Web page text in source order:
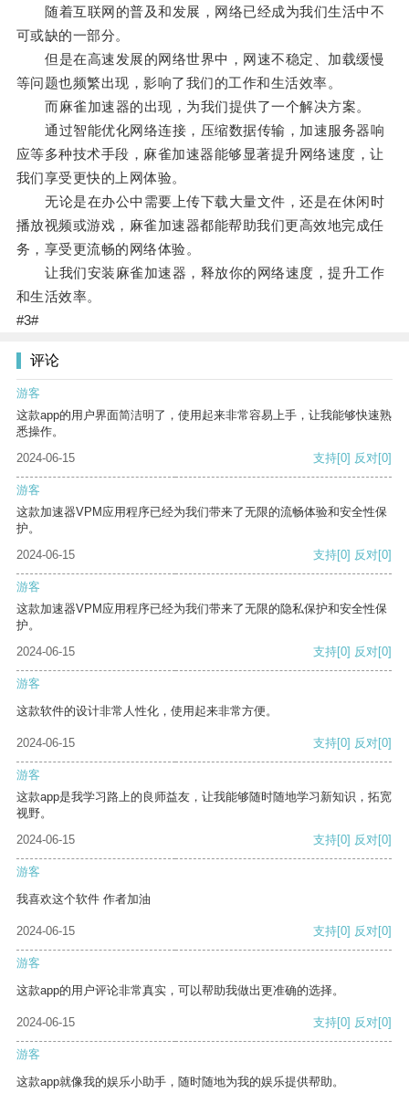
随着互联网的普及和发展，网络已经成为我们生活中不
可或缺的一部分。
但是在高速发展的网络世界中，网速不稳定、加载缓慢
等问题也频繁出现，影响了我们的工作和生活效率。
而麻雀加速器的出现，为我们提供了一个解决方案。
通过智能优化网络连接，压缩数据传输，加速服务器响
应等多种技术手段，麻雀加速器能够显著提升网络速度，让
我们享受更快的上网体验。
无论是在办公中需要上传下载大量文件，还是在休闲时
播放视频或游戏，麻雀加速器都能帮助我们更高效地完成任
务，享受更流畅的网络体验。
让我们安装麻雀加速器，释放你的网络速度，提升工作
和生活效率。
#3#
评论
游客
这款app的用户界面简洁明了，使用起来非常容易上手，让我能够快速熟
悉操作。
2024-06-15
支持[0] 反对[0]
游客
这款加速器VPM应用程序已经为我们带来了无限的流畅体验和安全性保
护。
2024-06-15
支持[0] 反对[0]
游客
这款加速器VPM应用程序已经为我们带来了无限的隐私保护和安全性保
护。
2024-06-15
支持[0] 反对[0]
游客
这款软件的设计非常人性化，使用起来非常方便。
2024-06-15 支持[0] 反对[0]
游客
这款app是我学习路上的良师益友，让我能够随时随地学习新知识，拓宽
视野。
2024-06-15
支持[0] 反对[0]
游客
我喜欢这个软件 作者加油
2024-06-15 支持[0] 反对[0]
游客
这款app的用户评论非常真实，可以帮助我做出更准确的选择。
2024-06-15 支持[0] 反对[0]
游客
这款app就像我的娱乐小助手，随时随地为我的娱乐提供帮助。